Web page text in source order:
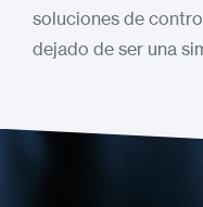
soluciones de
dejado de ser una